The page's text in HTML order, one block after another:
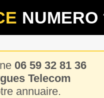
NUMERO
06 59 32 81 36
Telecom
annuaire.